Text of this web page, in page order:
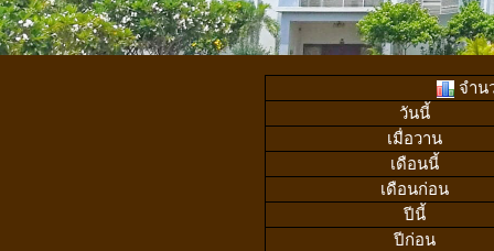
จำน
วันนี้
เมื่อวาน
เดือนนี้
เดือนก่อน
ปีนี้
ปีก่อน